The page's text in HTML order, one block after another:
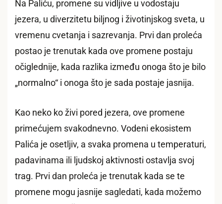
Na Paliću, promene su vidljive u vodostaju
jezera, u diverzitetu biljnog i životinjskog sveta, u
vremenu cvetanja i sazrevanja. Prvi dan proleća
postao je trenutak kada ove promene postaju
očiglednije, kada razlika između onoga što je bilo
„normalno“ i onoga što je sada postaje jasnija.
Kao neko ko živi pored jezera, ove promene
primećujem svakodnevno. Vodeni ekosistem
Palića je osetljiv, a svaka promena u temperaturi,
padavinama ili ljudskoj aktivnosti ostavlja svoj
trag. Prvi dan proleća je trenutak kada se te
promene mogu jasnije sagledati, kada možemo